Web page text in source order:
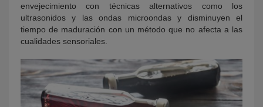
envejecimiento con técnicas alternativos como los
ultrasonidos y las ondas microondas y disminuyen el
tiempo de maduración con un método que no afecta a las
cualidades sensoriales.